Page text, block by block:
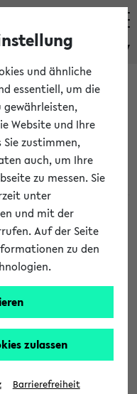
eKVV
an jetzt
der nächsten 2
werden nur Termine,
und nicht
Semester.
kann nur
von den Lehrenden
und diese Änderungen
und ähnliche
essentiell, um die
Website und Ihre
Sie zustimmen,
auch, um Ihre
zu messen. Sie
unter
und mit der
Auf der Seite
zu den
zulassen
Barrierefreiheit